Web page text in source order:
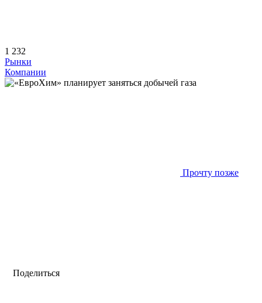
1 232
Рынки
Компании
Прочту позже
Поделиться